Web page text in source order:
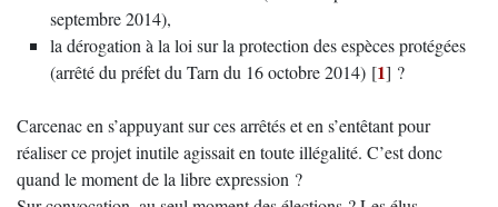
septembre 2014),
la dérogation à la loi sur la protection des espèces protégées
(arrêté du préfet du Tarn du 16 octobre 2014) [1] ?
Carcenac en s’appuyant sur ces arrêtés et en s’entêtant pour
réaliser ce projet inutile agissait en toute illégalité. C’est donc
quand le moment de la libre expression ?